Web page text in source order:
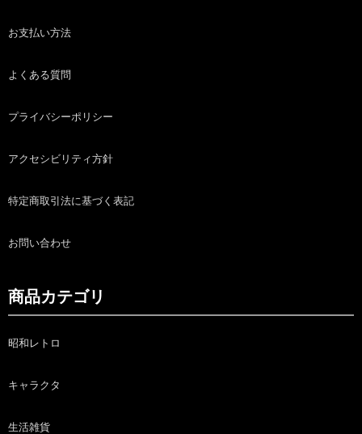
お支払い方法
よくある質問
プライバシーポリシー
アクセシビリティ方針
特定商取引法に基づく表記
お問い合わせ
商品カテゴリ
昭和レトロ
キャラクタ
生活雑貨